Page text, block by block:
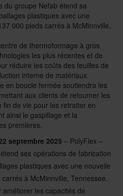
du groupe Nefab étend sa
plastiques avec une
000 pieds carrés à McMinnville,
de thermoformage à gros
les plus récentes et de
réduire les coûts des feuilles de
interne de matériaux.
en boucle fermée soutiendra les
aux clients de retourner les
fin de vie pour les retraiter en
ainsi le gaspillage et la
premières.
septembre 2025 – PolyFlex –
étend ses opérations de fabrication
plastiques avec une nouvelle
à McMinnville, Tennessee.
améliorer les capacités de